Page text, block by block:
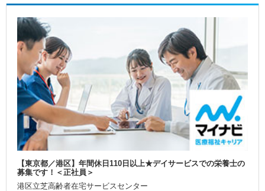
【東京都／港区】年間休日110日以上★デイサービスでの栄養士の
募集です！＜正社員＞
港区立芝高齢者在宅サービスセンター